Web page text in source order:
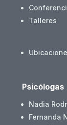
Talleres
Psicólogas
Nadia
Fernanda